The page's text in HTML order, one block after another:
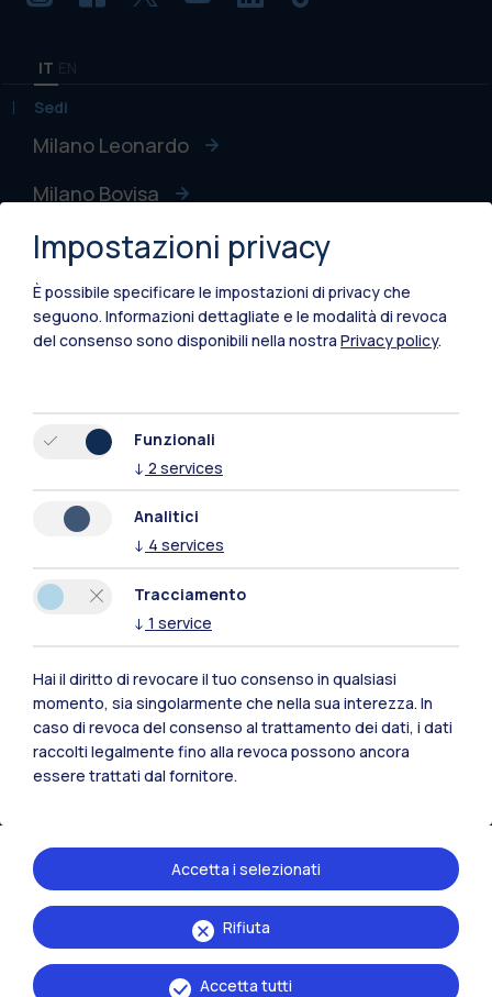
IT
Sedi
Milano Leonardo
Milano Bovisa
Cremona
Lecco
Mantova
Xi'an
Naviga il sito
Contattaci
Politecnico di Milano, Piazza Leonardo da Vinci 32, 20133 Milano | P.IVA
04376620151 - C.F. 80057930150
Impostazioni privacy
È possibile specificare le impostazioni di privacy che
seguono. Informazioni dettagliate e le modalità di revoca
del consenso sono disponibili nella nostra Privacy policy.
Funzionali
↓ 2 services
Analitici
↓ 4 services
Tracciamento
↓ 1 service
Hai il diritto di revocare il tuo consenso in qualsiasi
momento, sia singolarmente che nella sua interezza. In
caso di revoca del consenso al trattamento dei dati, i dati
raccolti legalmente fino alla revoca possono ancora
essere trattati dal fornitore.
Rifiuta
Accetta i selezionati
Accetta tutti